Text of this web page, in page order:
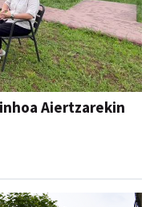
Aiertzarekin